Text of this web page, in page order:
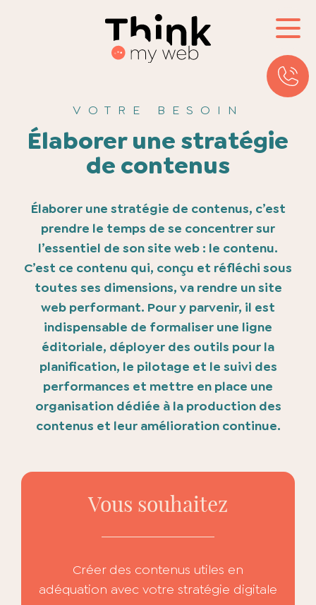
VOTRE BESOIN
Élaborer une stratégie
de contenus
Élaborer une stratégie de contenus, c’est
prendre le temps de se concentrer sur
l’essentiel de son site web : le contenu.
C’est ce contenu qui, conçu et réfléchi sous
toutes ses dimensions, va rendre un site
web performant. Pour y parvenir, il est
indispensable de formaliser une ligne
éditoriale, déployer des outils pour la
planification, le pilotage et le suivi des
performances et mettre en place une
organisation dédiée à la production des
contenus et leur amélioration continue.
Vous souhaitez
Créer des contenus utiles en
adéquation avec votre stratégie digitale